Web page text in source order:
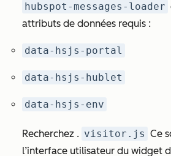
hubspot-messages-loader
attributs de données requis :
data-hsjs-portal
data-hsjs-hublet
data-hsjs-env
Recherchez . visitor.js Ce
l’interface utilisateur du widget